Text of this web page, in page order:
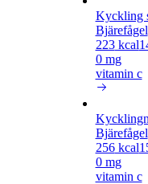
Kyckling
Bjärefågel
223kcal
0 mg
vitamin c
Bjärefågel
256kcal
0 mg
vitamin c